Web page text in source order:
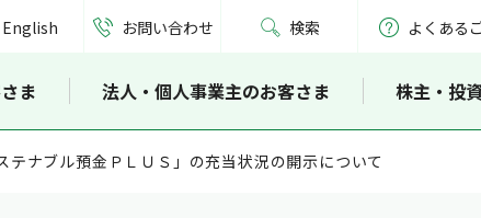
English お問い合わせ 検索 よくある
ま 法人・個人事業主のお客さま 株主・投
テナブル預金ＰＬＵＳ」の充当状況の開示について